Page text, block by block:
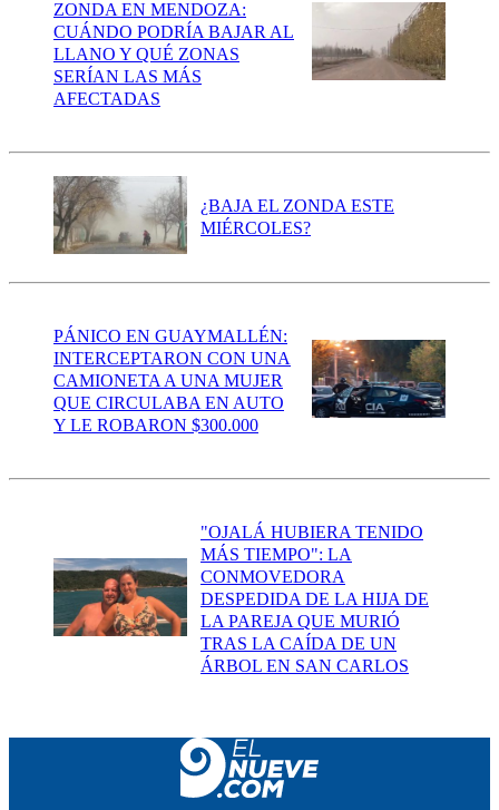
ZONDA EN MENDOZA:
CUÁNDO PODRÍA BAJAR AL
LLANO Y QUÉ ZONAS
SERÍAN LAS MÁS
AFECTADAS
¿BAJA EL ZONDA ESTE
MIÉRCOLES?
PÁNICO EN GUAYMALLÉN:
INTERCEPTARON CON UNA
CAMIONETA A UNA MUJER
QUE CIRCULABA EN AUTO
Y LE ROBARON $300.000
"OJALÁ HUBIERA TENIDO
MÁS TIEMPO": LA
CONMOVEDORA
DESPEDIDA DE LA HIJA DE
LA PAREJA QUE MURIÓ
TRAS LA CAÍDA DE UN
ÁRBOL EN SAN CARLOS